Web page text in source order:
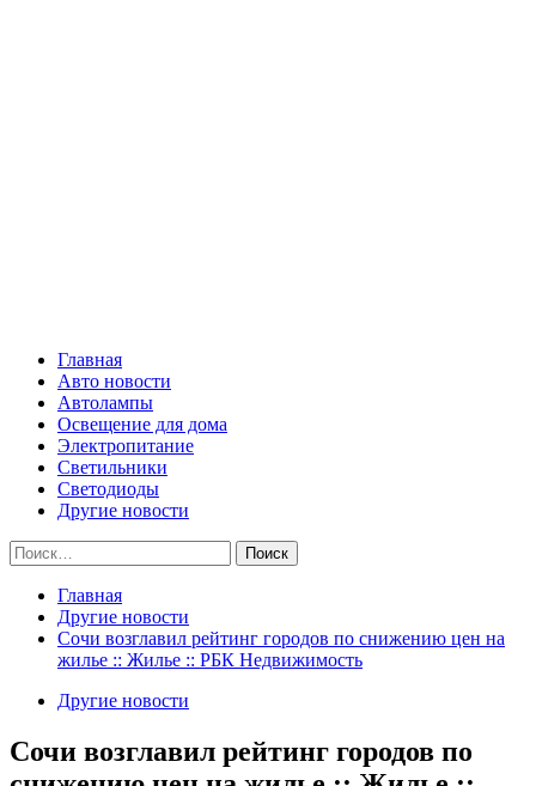
Главная
Авто новости
Автолампы
Освещение для дома
Электропитание
Светильники
Светодиоды
Другие новости
Найти:
Главная
Другие новости
Сочи возглавил рейтинг городов по снижению цен на
жилье :: Жилье :: РБК Недвижимость
Другие новости
Сочи возглавил рейтинг городов по